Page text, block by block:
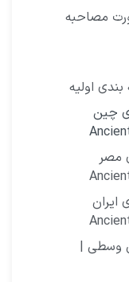
مصاحبه
اولیه
چین
مصر
ایران
وسطى |